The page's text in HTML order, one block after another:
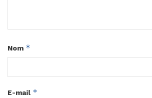
Nom *
E-mail *